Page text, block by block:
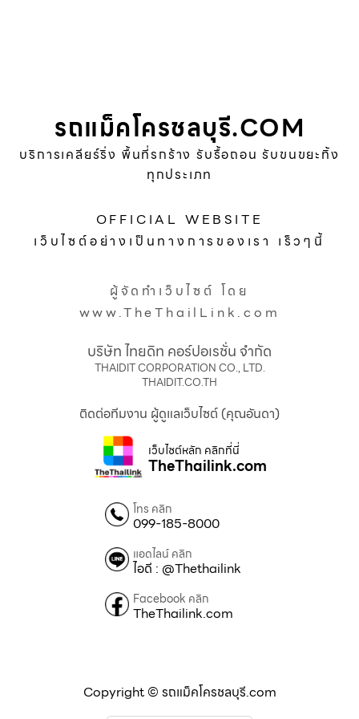
รถแม็คโครชลบุรี.COM
บริการเคลียร์ริ่ง พื้นที่รกร้าง รับรื้อถอน รับขนขยะทิ้ง
ทุกประเภท
OFFICIAL WEBSITE
เว็บไซต์อย่างเป็นทางการของเรา เร็วๆนี้
ผู้จัดทำเว็บไซต์ โดย
www.TheThailLink.com
บริษัท ไทยดิท คอร์ปอเรชั่น จำกัด
THAIDIT CORPORATION CO., LTD.
THAIDIT.CO.TH
ติดต่อทีมงาน ผู้ดูแลเว็บไซต์ (คุณอันดา)
เว็บไซต์หลัก คลิกที่นี่
TheThailink.com
โทร คลิก
099-185-8000
แอดไลน์ คลิก
ไอดี : @Thethailink
Facebook คลิก
TheThailink.com
Copyright © รถแม็คโครชลบุรี.com